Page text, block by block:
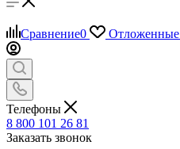
Сравнение0 Отложенные
Телефоны
8 800 101 26 81
Заказать звонок